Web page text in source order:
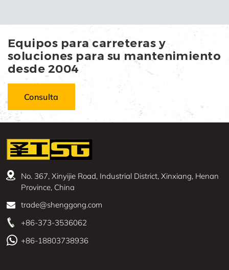
Equipos para carreteras y
soluciones para su mantenimiento
desde 2004
Consulta
No. 367, Xinyijie Road, Industrial District, Xinxiang, Henan
Province, China
trade@shenggong.com
+86-373-3536062
+86-18803738936